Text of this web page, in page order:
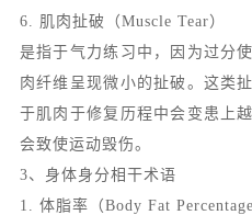
6. 肌肉扯破（Muscle Tear）
是指于气力练习中，因为过分
肉纤维呈现微小的扯破。这类
于肌肉于修复历程中会变患上
会致使运动毁伤。
3、身体身分相干术语
1. 体脂率（Body Fat Percentage